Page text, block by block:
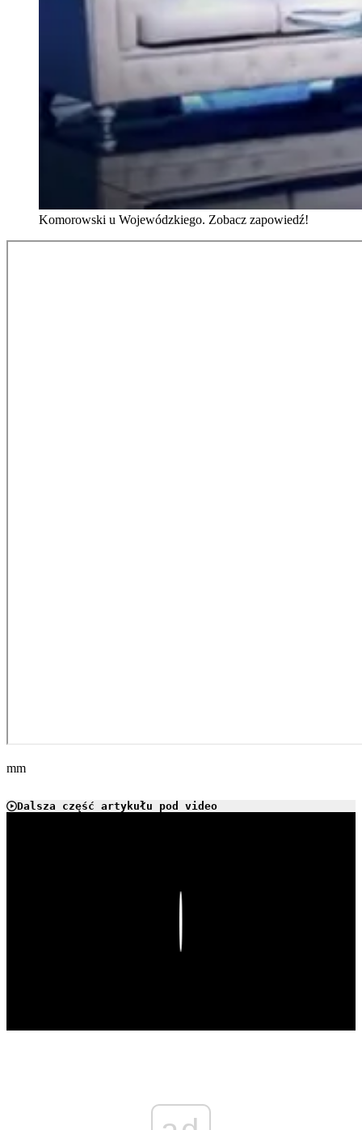
Komorowski u Wojewódzkiego. Zobacz zapowiedź!
mm
Dalsza część artykułu pod video